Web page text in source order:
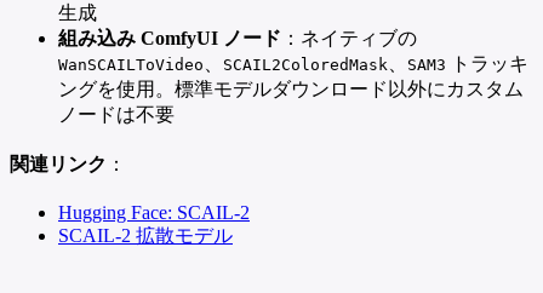
生成
組み込み ComfyUI ノード ：ネイティブの
WanSCAILToVideo SCAIL2ColoredMask SAM3
トラッキ
ングを使用。標準モデルダウンロード以外にカスタム
ノードは不要
関連リンク ：
Hugging Face: SCAIL-2
SCAIL-2 拡散モデル